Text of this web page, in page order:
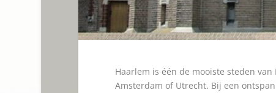
Haarlem is één de mooiste steden
Amsterdam of Utrecht. Bij een